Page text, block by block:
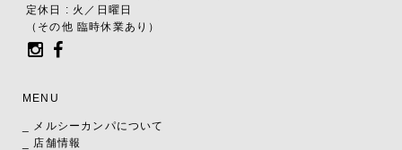
定休日 : 火／日曜日
（その他 臨時休業あり）
MENU
_ メルシーカンパについて
_ 店舗情報